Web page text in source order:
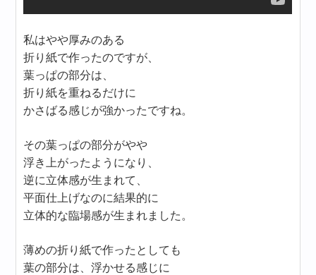
私はやや厚みのある
折り紙で作ったのですが、
葉っぱの部分は、
折り紙を重ねるだけに
かさばる感じが強かったですね。
その葉っぱの部分がやや
浮き上がったようになり、
逆に立体感が生まれて、
平面仕上げなのに結果的に
立体的な臨場感が生まれました。
薄めの折り紙で作ったとしても
葉の部分は、浮かせる感じに